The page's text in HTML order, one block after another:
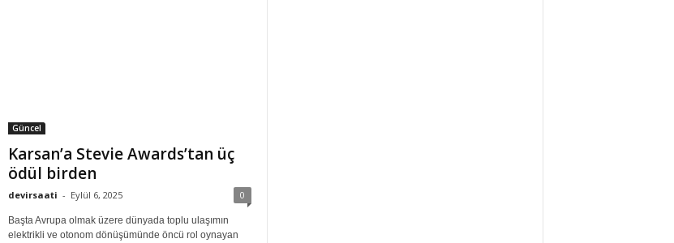
Güncel
Karsan’a Stevie Awards’tan üç
ödül birden
devirsaati - Eylül 6, 2025 0
Başta Avrupa olmak üzere dünyada toplu ulaşımın
elektrikli ve otonom dönüşümünde öncü rol oynayan